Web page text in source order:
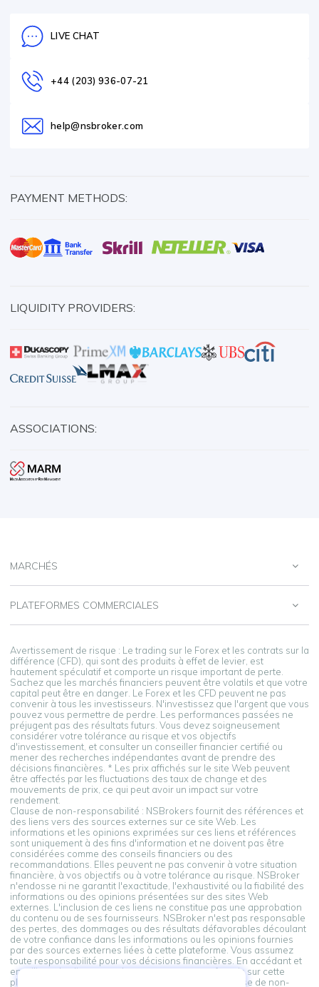
LIVE CHAT
+44 (203) 936-07-21
help@nsbroker.com
PAYMENT METHODS:
LIQUIDITY PROVIDERS:
ASSOCIATIONS:
MARCHÉS
PLATEFORMES COMMERCIALES
Avertissement de risque : Le trading sur le Forex et les contrats sur la
différence (CFD), qui sont des produits à effet de levier, est
hautement spéculatif et comporte un risque important de perte.
Sachez que les marchés financiers peuvent être volatils et que votre
capital peut être en danger. Le Forex et les CFD peuvent ne pas
convenir à tous les investisseurs. N'investissez que l'argent que vous
pouvez vous permettre de perdre. Les performances passées ne
préjugent pas des résultats futurs. Vous devez soigneusement
considérer votre tolérance au risque et vos objectifs
d'investissement, et consulter un conseiller financier certifié ou
mener des recherches indépendantes avant de prendre des
décisions financières. * Les prix affichés sur le site Web peuvent
être affectés par les fluctuations des taux de change et des
mouvements de prix, ce qui peut avoir un impact sur votre
rendement.
Clause de non-responsabilité : NSBrokers fournit des références et
des liens vers des sources externes sur ce site Web. Les
informations et les opinions exprimées sur ces liens et références
sont uniquement à des fins d'information et ne doivent pas être
considérées comme des conseils financiers ou des
recommandations. Elles peuvent ne pas convenir à votre situation
financière, à vos objectifs ou à votre tolérance au risque. NSBroker
n'endosse ni ne garantit l'exactitude, l'exhaustivité ou la fiabilité des
informations ou des opinions présentées sur des sites Web
externes. L'inclusion de ces liens ne constitue pas une approbation
du contenu ou de ses fournisseurs. NSBroker n'est pas responsable
des pertes, des dommages ou des résultats défavorables découlant
de votre confiance dans les informations ou les opinions fournies
par des sources externes liées à cette plateforme. Vous assumez
toute responsabilité pour vos décisions financières. En accédant et
en utilisant les liens vers des sources externes fournis sur cette
plateforme, vous reconnaissez et acceptez cette clause de non-